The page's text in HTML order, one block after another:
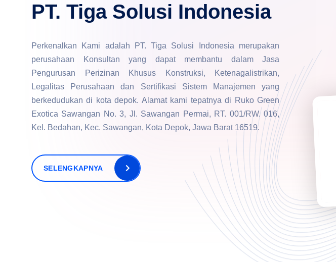
PT. Tiga Solusi Indonesia
Perkenalkan Kami adalah PT. Tiga Solusi Indonesia merupakan
perusahaan Konsultan yang dapat membantu dalam Jasa
Pengurusan Perizinan Khusus Konstruksi, Ketenagalistrikan,
Legalitas Perusahaan dan Sertifikasi Sistem Manajemen yang
berkedudukan di kota depok. Alamat kami tepatnya di Ruko Green
Exotica Sawangan No. 3, Jl. Sawangan Permai, RT. 001/RW. 016,
Kel. Bedahan, Kec. Sawangan, Kota Depok, Jawa Barat 16519.
SELENGKAPNYA